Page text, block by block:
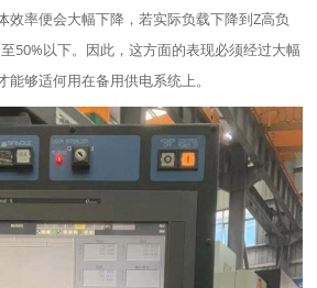
效率便会大幅下降，若实际负载下降到Z高负
50%以下。因此，这方面的表现必须经过大幅
够适何用在备用供电系统上。